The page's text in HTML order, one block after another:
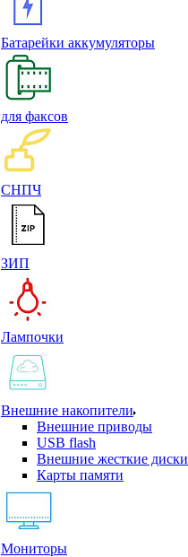
Батарейки аккумуляторы
для факсов
СНПЧ
ЗИП
Лампочки
Внешние накопители
Внешние приводы
USB flash
Внешние жесткие диски
Карты памяти
Мониторы